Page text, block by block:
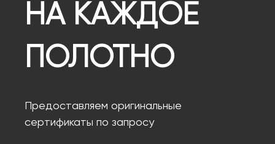
НА КАЖДОЕ
ПОЛОТНО
Предоставляем оригинальные
сертификаты по запросу